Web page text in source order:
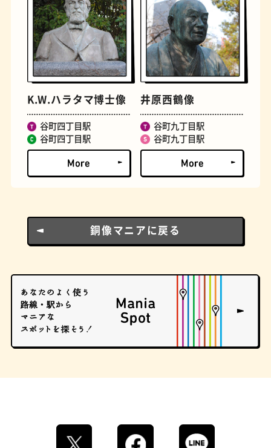
文房具 おにぎり
K.W.ハラタマ博士像
谷町四丁目駅
谷町四丁目駅
井原西鶴像
谷町九丁目駅
谷町九丁目駅
銅像マニアに戻る